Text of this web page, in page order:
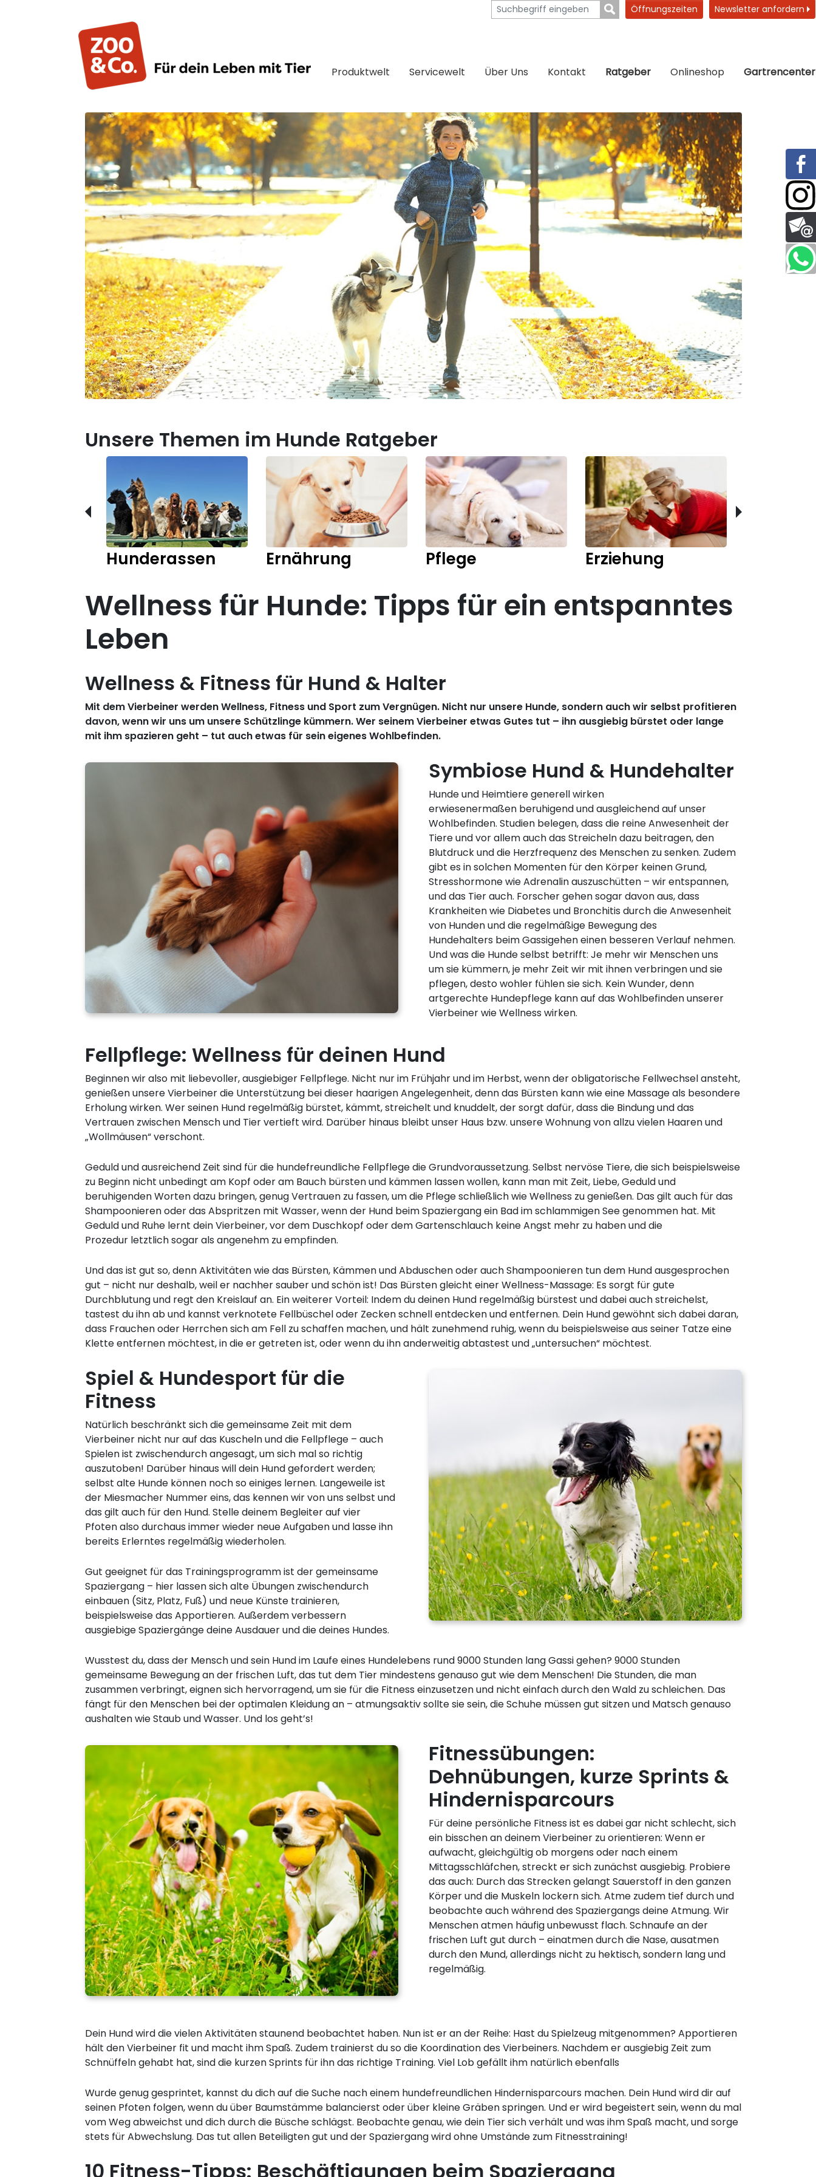
Öffnungszeiten Newsletter anfordern
Produktwelt Servicewelt Über Uns Kontakt Ratgeber Onlineshop Gartrencenter
Unsere Themen im Hunde Ratgeber
Hunderassen Ernährung Pflege Erziehung
Wellness für Hunde: Tipps für ein entspanntes
Leben
Wellness & Fitness für Hund & Halter
Mit dem Vierbeiner werden Wellness, Fitness und Sport zum Vergnügen. Nicht nur unsere Hunde, sondern auch wir selbst profitieren
davon, wenn wir uns um unsere Schützlinge kümmern. Wer seinem Vierbeiner etwas Gutes tut – ihn ausgiebig bürstet oder lange
mit ihm spazieren geht – tut auch etwas für sein eigenes Wohlbefinden.
Symbiose Hund & Hundehalter
Hunde und Heimtiere generell wirken
erwiesenermaßen beruhigend und ausgleichend auf unser
Wohlbefinden. Studien belegen, dass die reine Anwesenheit der
Tiere und vor allem auch das Streicheln dazu beitragen, den
Blutdruck und die Herzfrequenz des Menschen zu senken. Zudem
gibt es in solchen Momenten für den Körper keinen Grund,
Stresshormone wie Adrenalin auszuschütten – wir entspannen,
und das Tier auch. Forscher gehen sogar davon aus, dass
Krankheiten wie Diabetes und Bronchitis durch die Anwesenheit
von Hunden und die regelmäßige Bewegung des
Hundehalters beim Gassigehen einen besseren Verlauf nehmen.
Und was die Hunde selbst betrifft: Je mehr wir Menschen uns
um sie kümmern, je mehr Zeit wir mit ihnen verbringen und sie
pflegen, desto wohler fühlen sie sich. Kein Wunder, denn
artgerechte Hundepflege kann auf das Wohlbefinden unserer
Vierbeiner wie Wellness wirken.
Fellpflege: Wellness für deinen Hund
Beginnen wir also mit liebevoller, ausgiebiger Fellpflege. Nicht nur im Frühjahr und im Herbst, wenn der obligatorische Fellwechsel ansteht,
genießen unsere Vierbeiner die Unterstützung bei dieser haarigen Angelegenheit, denn das Bürsten kann wie eine Massage als besondere
Erholung wirken. Wer seinen Hund regelmäßig bürstet, kämmt, streichelt und knuddelt, der sorgt dafür, dass die Bindung und das
Vertrauen zwischen Mensch und Tier vertieft wird. Darüber hinaus bleibt unser Haus bzw. unsere Wohnung von allzu vielen Haaren und
„Wollmäusen“ verschont.
Geduld und ausreichend Zeit sind für die hundefreundliche Fellpflege die Grundvoraussetzung. Selbst nervöse Tiere, die sich beispielsweise
zu Beginn nicht unbedingt am Kopf oder am Bauch bürsten und kämmen lassen wollen, kann man mit Zeit, Liebe, Geduld und
beruhigenden Worten dazu bringen, genug Vertrauen zu fassen, um die Pflege schließlich wie Wellness zu genießen. Das gilt auch für das
Shampoonieren oder das Abspritzen mit Wasser, wenn der Hund beim Spaziergang ein Bad im schlammigen See genommen hat. Mit
Geduld und Ruhe lernt dein Vierbeiner, vor dem Duschkopf oder dem Gartenschlauch keine Angst mehr zu haben und die
Prozedur letztlich sogar als angenehm zu empfinden.
Und das ist gut so, denn Aktivitäten wie das Bürsten, Kämmen und Abduschen oder auch Shampoonieren tun dem Hund ausgesprochen
gut – nicht nur deshalb, weil er nachher sauber und schön ist! Das Bürsten gleicht einer Wellness-Massage: Es sorgt für gute
Durchblutung und regt den Kreislauf an. Ein weiterer Vorteil: Indem du deinen Hund regelmäßig bürstest und dabei auch streichelst,
tastest du ihn ab und kannst verknotete Fellbüschel oder Zecken schnell entdecken und entfernen. Dein Hund gewöhnt sich dabei daran,
dass Frauchen oder Herrchen sich am Fell zu schaffen machen, und hält zunehmend ruhig, wenn du beispielsweise aus seiner Tatze eine
Klette entfernen möchtest, in die er getreten ist, oder wenn du ihn anderweitig abtastest und „untersuchen“ möchtest.
Spiel & Hundesport für die
Fitness
Natürlich beschränkt sich die gemeinsame Zeit mit dem
Vierbeiner nicht nur auf das Kuscheln und die Fellpflege – auch
Spielen ist zwischendurch angesagt, um sich mal so richtig
auszutoben! Darüber hinaus will dein Hund gefordert werden;
selbst alte Hunde können noch so einiges lernen. Langeweile ist
der Miesmacher Nummer eins, das kennen wir von uns selbst und
das gilt auch für den Hund. Stelle deinem Begleiter auf vier
Pfoten also durchaus immer wieder neue Aufgaben und lasse ihn
bereits Erlerntes regelmäßig wiederholen.
Gut geeignet für das Trainingsprogramm ist der gemeinsame
Spaziergang – hier lassen sich alte Übungen zwischendurch
einbauen (Sitz, Platz, Fuß) und neue Künste trainieren,
beispielsweise das Apportieren. Außerdem verbessern
ausgiebige Spaziergänge deine Ausdauer und die deines Hundes.
Wusstest du, dass der Mensch und sein Hund im Laufe eines Hundelebens rund 9000 Stunden lang Gassi gehen? 9000 Stunden
gemeinsame Bewegung an der frischen Luft, das tut dem Tier mindestens genauso gut wie dem Menschen! Die Stunden, die man
zusammen verbringt, eignen sich hervorragend, um sie für die Fitness einzusetzen und nicht einfach durch den Wald zu schleichen. Das
fängt für den Menschen bei der optimalen Kleidung an – atmungsaktiv sollte sie sein, die Schuhe müssen gut sitzen und Matsch genauso
aushalten wie Staub und Wasser. Und los geht’s!
Fitnessübungen:
Dehnübungen, kurze Sprints &
Hindernisparcours
Für deine persönliche Fitness ist es dabei gar nicht schlecht, sich
ein bisschen an deinem Vierbeiner zu orientieren: Wenn er
aufwacht, gleichgültig ob morgens oder nach einem
Mittagsschläfchen, streckt er sich zunächst ausgiebig. Probiere
das auch: Durch das Strecken gelangt Sauerstoff in den ganzen
Körper und die Muskeln lockern sich. Atme zudem tief durch und
beobachte auch während des Spaziergangs deine Atmung. Wir
Menschen atmen häufig unbewusst flach. Schnaufe an der
frischen Luft gut durch – einatmen durch die Nase, ausatmen
durch den Mund, allerdings nicht zu hektisch, sondern lang und
regelmäßig.
Dein Hund wird die vielen Aktivitäten staunend beobachtet haben. Nun ist er an der Reihe: Hast du Spielzeug mitgenommen? Apportieren
hält den Vierbeiner fit und macht ihm Spaß. Zudem trainierst du so die Koordination des Vierbeiners. Nachdem er ausgiebig Zeit zum
Schnüffeln gehabt hat, sind die kurzen Sprints für ihn das richtige Training. Viel Lob gefällt ihm natürlich ebenfalls
Wurde genug gesprintet, kannst du dich auf die Suche nach einem hundefreundlichen Hindernisparcours machen. Dein Hund wird dir auf
seinen Pfoten folgen, wenn du über Baumstämme balancierst oder über kleine Gräben springen. Und er wird begeistert sein, wenn du mal
vom Weg abweichst und dich durch die Büsche schlägst. Beobachte genau, wie dein Tier sich verhält und was ihm Spaß macht, und sorge
stets für Abwechslung. Das tut allen Beteiligten gut und der Spaziergang wird ohne Umstände zum Fitnesstraining!
10 Fitness-Tipps: Beschäftigungen beim Spaziergang